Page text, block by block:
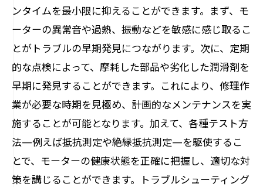
ンタイムを最小限に抑えることができます。まず、モ
ーターの異常音や過熱、振動などを敏感に感じ取るこ
とがトラブルの早期発見につながります。次に、定期
的な点検によって、摩耗した部品や劣化した潤滑剤を
早期に発見することができます。これにより、修理作
業が必要な時期を見極め、計画的なメンテナンスを実
施することが可能となります。加えて、各種テスト方
法—例えば抵抗測定や絶縁抵抗測定—を駆使するこ
とで、モーターの健康状態を正確に把握し、適切な対
策を講じることができます。トラブルシューティング